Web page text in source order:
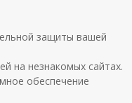
защиты вашей
на незнакомых сайтах.
обеспечение